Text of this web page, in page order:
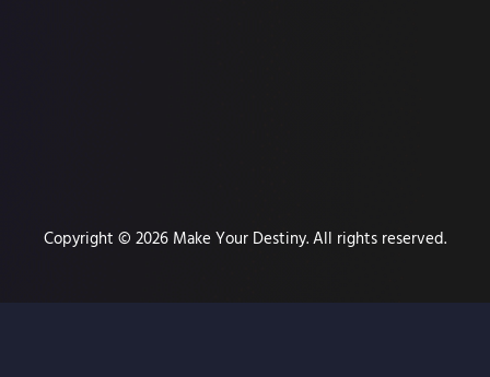
Copyright © 2026 Make Your Destiny. All rights reserved.